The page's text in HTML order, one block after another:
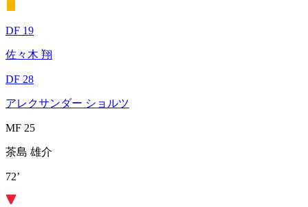
DF 19
佐々木 翔
DF 28
アレクサンダー ショルツ
MF 25
茶島 雄介
72’